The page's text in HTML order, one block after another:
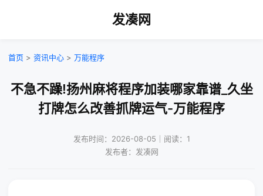
发凑网
首页 > 资讯中心 > 万能程序
不急不躁!扬州麻将程序加装哪家靠谱_久坐
打牌怎么改善抓牌运气-万能程序
发布时间：2026-08-05｜阅读：1
发布者：发凑网